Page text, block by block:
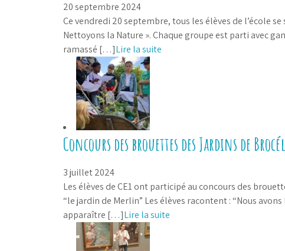
20 septembre 2024
Ce vendredi 20 septembre, tous les élèves de l’école
Nettoyons la Nature ». Chaque groupe est parti avec
ramassé […]Lire la suite
Concours des brouettes des Jardins de
3 juillet 2024
Les élèves de CE1 ont participé au concours des
“le jardin de Merlin” Les élèves racontent : “Nous
apparaître […]Lire la suite